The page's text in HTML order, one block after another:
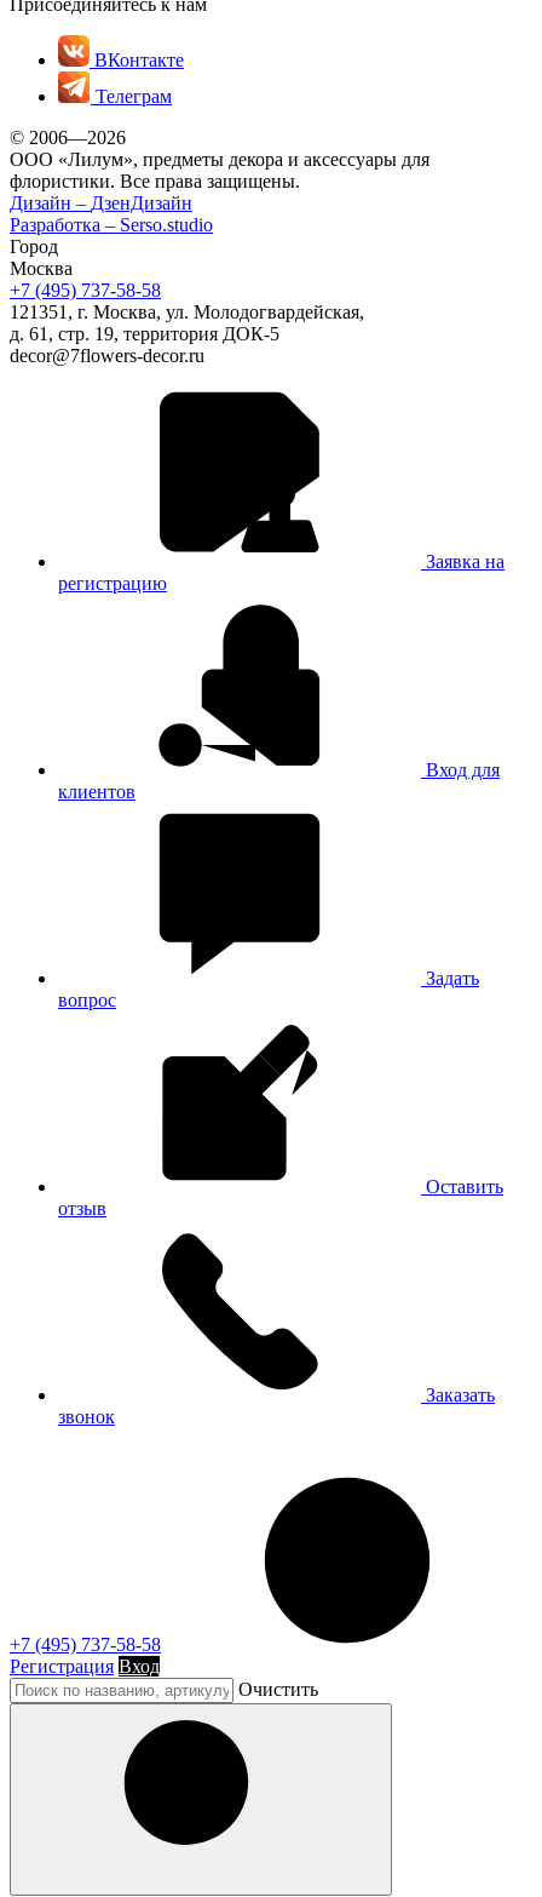
Присоединяйтесь к нам
ВКонтакте
Телеграм
© 2006—2026
ООО «Лилум», предметы декора и аксессуары для
флористики. Все права защищены.
Дизайн – ДзенДизайн
Разработка – Serso.studio
Город
Москва
+7 (495) 737-58-58
121351, г. Москва, ул. Молодогвардейская,
д. 61, стр. 19, территория ДОК-5
decor@7flowers-decor.ru
Заявка на
регистрацию
Вход для
клиентов
Задать
вопрос
Оставить
отзыв
Заказать
звонок
+7 (495) 737-58-58
Регистрация Вход
Очистить